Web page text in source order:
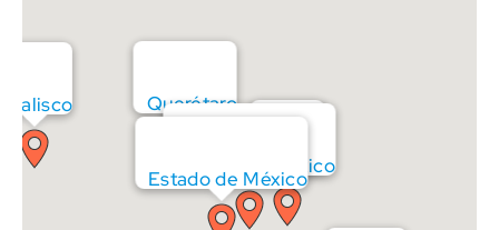
Ciudad de Mexico
Estado de México
Puebla
Querétaro
Jalisco